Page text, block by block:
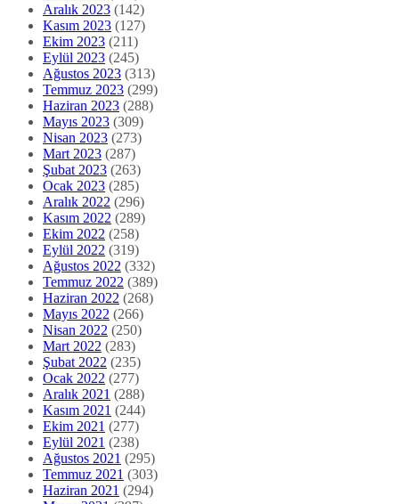
Aralık 2023 (142)
Kasım 2023 (127)
Ekim 2023 (211)
Eylül 2023 (245)
Ağustos 2023 (313)
Temmuz 2023 (299)
Haziran 2023 (288)
Mayıs 2023 (309)
Nisan 2023 (273)
Mart 2023 (287)
Şubat 2023 (263)
Ocak 2023 (285)
Aralık 2022 (296)
Kasım 2022 (289)
Ekim 2022 (258)
Eylül 2022 (319)
Ağustos 2022 (332)
Temmuz 2022 (389)
Haziran 2022 (268)
Mayıs 2022 (266)
Nisan 2022 (250)
Mart 2022 (283)
Şubat 2022 (235)
Ocak 2022 (277)
Aralık 2021 (288)
Kasım 2021 (244)
Ekim 2021 (277)
Eylül 2021 (238)
Ağustos 2021 (295)
Temmuz 2021 (303)
Haziran 2021 (294)